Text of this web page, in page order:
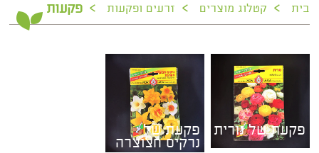
בית > קטלוג מוצרים > זרעים ופקעות > פקעות
פקעת של נורית פקעת של
נרקיס חצוצרה